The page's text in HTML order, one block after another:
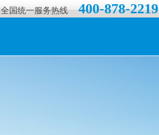
全国统一服务热线 400-878-2219